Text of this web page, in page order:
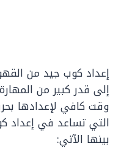
إعداد كوب جيد من
إلى قدر كبير من
وقت كافي لإعدادها
التي تساعد في إعداد
بينها الآتي: